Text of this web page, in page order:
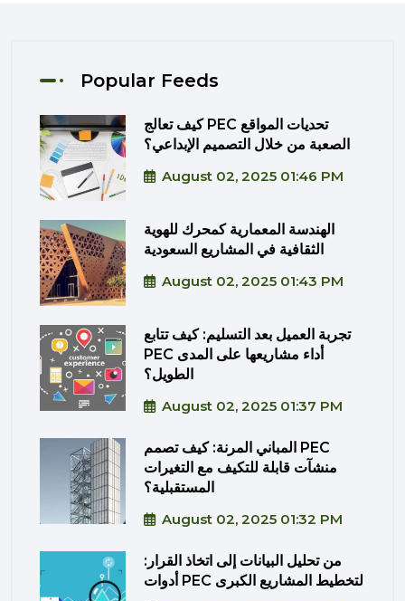
Popular Feeds
كيف تعالج PEC تحديات المواقع
الصعبة من خلال التصميم الإبداعي؟
August 02, 2025 01:46 PM
الهندسة المعمارية كمحرك للهوية
الثقافية في المشاريع السعودية
August 02, 2025 01:43 PM
تجربة العميل بعد التسليم: كيف تتابع
PEC أداء مشاريعها على المدى
الطويل؟
August 02, 2025 01:37 PM
المباني المرنة: كيف تصمم PEC
منشآت قابلة للتكيف مع التغيرات
المستقبلية؟
August 02, 2025 01:32 PM
من تحليل البيانات إلى اتخاذ القرار:
أدوات PEC لتخطيط المشاريع الكبرى